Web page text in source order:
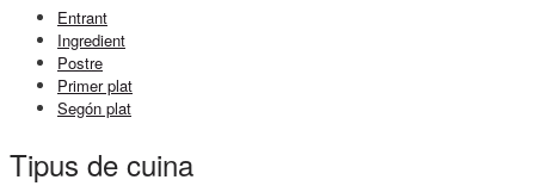
Entrant
Ingredient
Postre
Primer plat
Segón plat
Tipus de cuina